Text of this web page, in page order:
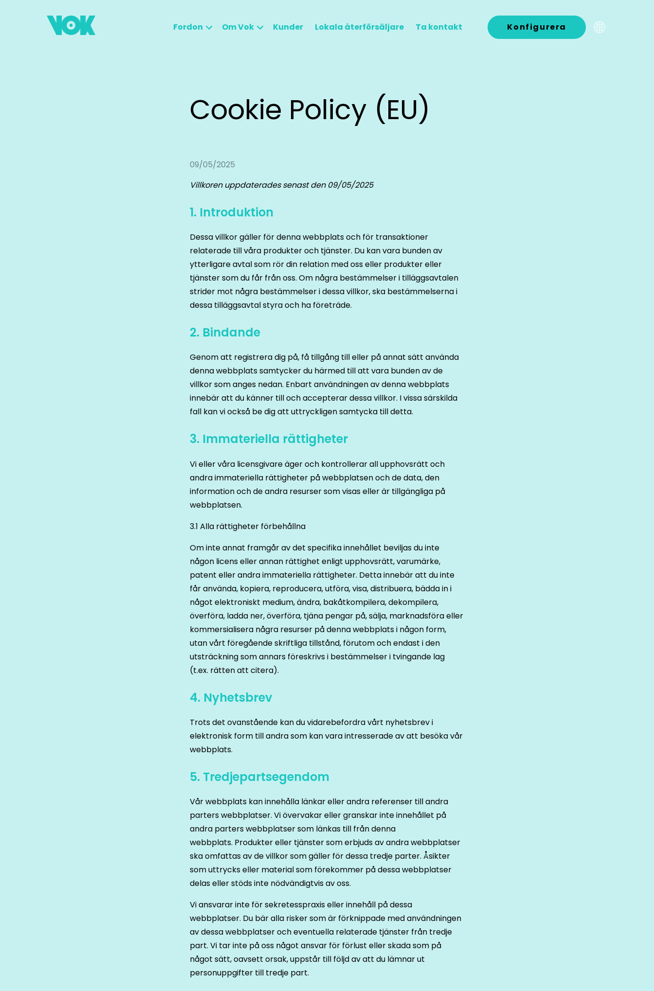
Fordon Om Vok Kunder Lokala återförsäljare Ta kontakt Konfigurera
Cookie Policy (EU)
09/05/2025
Villkoren uppdaterades senast den 09/05/2025
1. Introduktion
Dessa villkor gäller för denna webbplats och för transaktioner
relaterade till våra produkter och tjänster. Du kan vara bunden av
ytterligare avtal som rör din relation med oss eller produkter eller
tjänster som du får från oss. Om några bestämmelser i tilläggsavtalen
strider mot några bestämmelser i dessa villkor, ska bestämmelserna i
dessa tilläggsavtal styra och ha företräde.
2. Bindande
Genom att registrera dig på, få tillgång till eller på annat sätt använda
denna webbplats samtycker du härmed till att vara bunden av de
villkor som anges nedan. Enbart användningen av denna webbplats
innebär att du känner till och accepterar dessa villkor. I vissa särskilda
fall kan vi också be dig att uttryckligen samtycka till detta.
3. Immateriella rättigheter
Vi eller våra licensgivare äger och kontrollerar all upphovsrätt och
andra immateriella rättigheter på webbplatsen och de data, den
information och de andra resurser som visas eller är tillgängliga på
webbplatsen.
3.1 Alla rättigheter förbehållna
Om inte annat framgår av det specifika innehållet beviljas du inte
någon licens eller annan rättighet enligt upphovsrätt, varumärke,
patent eller andra immateriella rättigheter. Detta innebär att du inte
får använda, kopiera, reproducera, utföra, visa, distribuera, bädda in i
något elektroniskt medium, ändra, bakåtkompilera, dekompilera,
överföra, ladda ner, överföra, tjäna pengar på, sälja, marknadsföra eller
kommersialisera några resurser på denna webbplats i någon form,
utan vårt föregående skriftliga tillstånd, förutom och endast i den
utsträckning som annars föreskrivs i bestämmelser i tvingande lag
(t.ex. rätten att citera).
4. Nyhetsbrev
Trots det ovanstående kan du vidarebefordra vårt nyhetsbrev i
elektronisk form till andra som kan vara intresserade av att besöka vår
webbplats.
5. Tredjepartsegendom
Vår webbplats kan innehålla länkar eller andra referenser till andra
parters webbplatser. Vi övervakar eller granskar inte innehållet på
andra parters webbplatser som länkas till från denna
webbplats. Produkter eller tjänster som erbjuds av andra webbplatser
ska omfattas av de villkor som gäller för dessa tredje parter. Åsikter
som uttrycks eller material som förekommer på dessa webbplatser
delas eller stöds inte nödvändigtvis av oss.
Vi ansvarar inte för sekretesspraxis eller innehåll på dessa
webbplatser. Du bär alla risker som är förknippade med användningen
av dessa webbplatser och eventuella relaterade tjänster från tredje
part. Vi tar inte på oss något ansvar för förlust eller skada som på
något sätt, oavsett orsak, uppstår till följd av att du lämnar ut
personuppgifter till tredje part.